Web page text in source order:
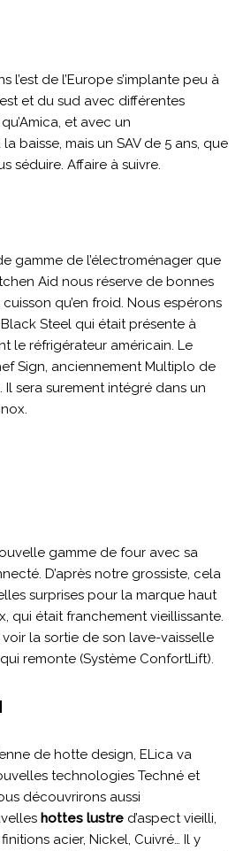
l’est de l’Europe s’implante peu à
et du sud avec différentes
et avec un
baisse, mais un SAV de 5 ans, que
séduire. Affaire à suivre.
gamme de l’électroménager que
Aid nous réserve de bonnes
qu’en froid. Nous espérons
Steel qui était présente à
le réfrigérateur américain. Le
Sign, anciennement Multiplo de
sera surement intégré dans un
gamme de four avec sa
D’après notre grossiste, cela
surprises pour la marque haut
qui était franchement vieillissante.
la sortie de son lave-vaisselle
remonte (Système ConfortLift).
de hotte design, ELica va
technologies Techné et
découvrirons aussi
hottes lustre d’aspect vieilli,
acier, Nickel, Cuivré… Il y